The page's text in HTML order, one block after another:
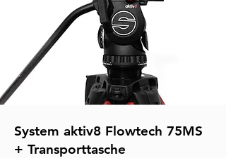
System aktiv8 Flowtech 75MS
+ Transporttasche